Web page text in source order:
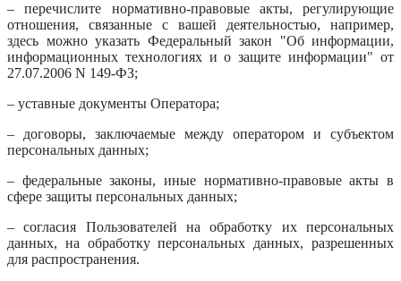
– перечислите нормативно-правовые акты, регулирующие
отношения, связанные с вашей деятельностью, например,
здесь можно указать Федеральный закон "Об информации,
информационных технологиях и о защите информации" от
27.07.2006 N 149-ФЗ;
– уставные документы Оператора;
– договоры, заключаемые между оператором и субъектом
персональных данных;
– федеральные законы, иные нормативно-правовые акты в
сфере защиты персональных данных;
– согласия Пользователей на обработку их персональных
данных, на обработку персональных данных, разрешенных
для распространения.